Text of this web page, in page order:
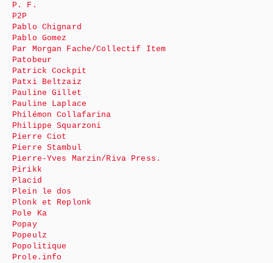
P. F.
P2P
Pablo Chignard
Pablo Gomez
Par Morgan Fache/Collectif Item
Patobeur
Patrick Cockpit
Patxi Beltzaiz
Pauline Gillet
Pauline Laplace
Philémon Collafarina
Philippe Squarzoni
Pierre Ciot
Pierre Stambul
Pierre-Yves Marzin/Riva Press.
Pirikk
Placid
Plein le dos
Plonk et Replonk
Pole Ka
Popay
Popeulz
Popolitique
Prole.info